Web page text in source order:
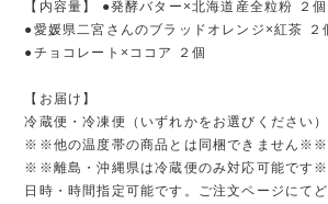
【内容量】 ●発酵バター×北海道産全粒粉 ２個
●愛媛県二宮さんのブラッドオレンジ×紅茶 ２
●チョコレート×ココア ２個
【お届け】
冷蔵便・冷凍便（いずれかをお選びください）
※※他の温度帯の商品とは同梱できません※※
※※離島・沖縄県は冷蔵便のみ対応可能です
日時・時間指定可能です。ご注文ページにてど